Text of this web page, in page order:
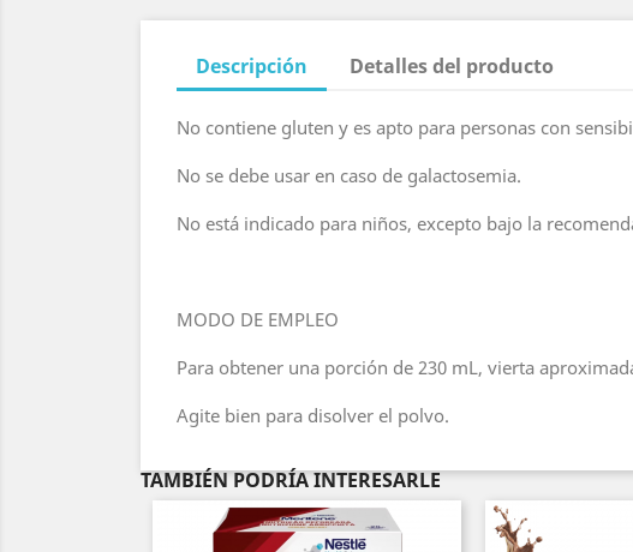
Descripción Detalles del producto
No contiene gluten y es apto para personas con
No se debe usar en caso de galactosemia.
No está indicado para niños, excepto bajo la
MODO DE EMPLEO
Para obtener una porción de 230 mL, vierta
Agite bien para disolver el polvo.
TAMBIÉN PODRÍA INTERESARLE